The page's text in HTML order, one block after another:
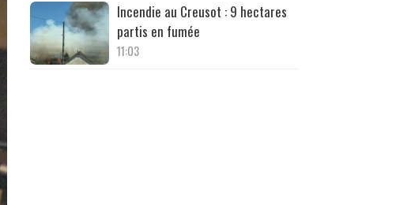
Incendie au Creusot : 9 hectares
partis en fumée
11:03